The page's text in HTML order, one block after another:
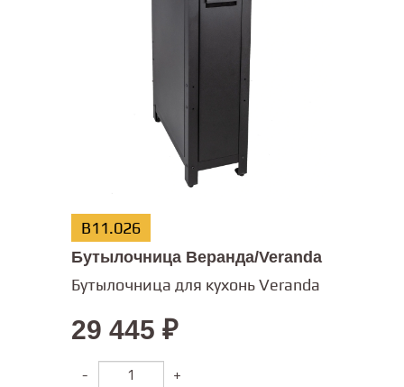
В11.026
Бутылочница Веранда/Veranda
Бутылочница для кухонь Veranda
29 445 ₽
- +